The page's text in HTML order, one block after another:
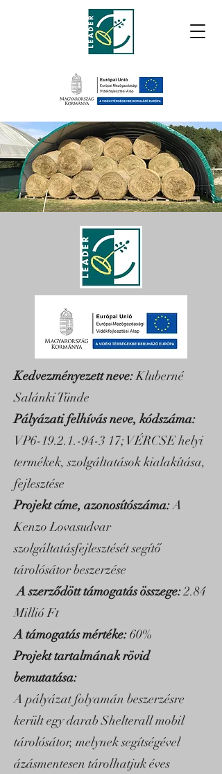
Kedvezményezett neve:Kluberné
Salánki Tünde
Pályázati felhívás neve, kódszáma:
VP6-19.2.1.-94-3 17; VÉRCSE helyi
termékek, szolgáltatások kialakítása,
fejlesztése
Projekt címe, azonosítószáma:A
Kenzo Lovasudvar
szolgáltatásfejlesztését segítő
tárolósátor beszerzése
A szerződött támogatás összege:2.84
Millió Ft
A támogatás mértéke:60%
Projekt tartalmának rövid
bemutatása:
A pályázat folyamán beszerzésre
került egy darab Shelterall mobil
tárolósátor, melynek segítségével
ázásmentesen tárolhatjuk éves